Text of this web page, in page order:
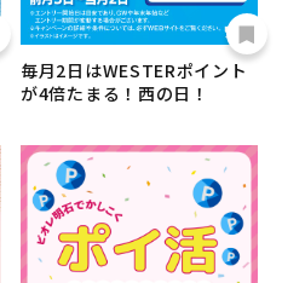
毎月2日はWESTERポイント
が4倍たまる！西の日！